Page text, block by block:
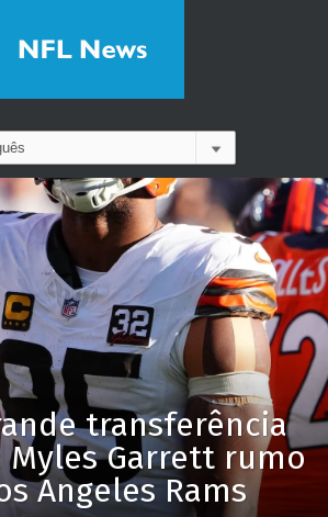
transferência
Garrett rumo
Angeles Rams